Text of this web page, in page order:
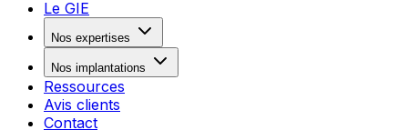
Le GIE
Nos expertises
Nos implantations
Ressources
Avis clients
Contact